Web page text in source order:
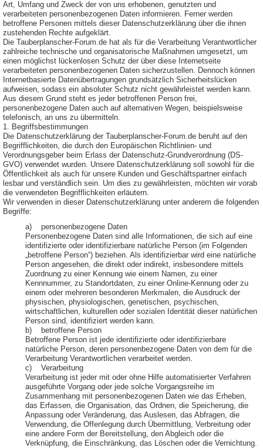
Art, Umfang und Zweck der von uns erhobenen, genutzten und
verarbeiteten personenbezogenen Daten informieren. Ferner werden
betroffene Personen mittels dieser Datenschutzerklärung über die ihnen
zustehenden Rechte aufgeklärt.
Die Tauberplanscher-Forum.de hat als für die Verarbeitung Verantwortlicher
zahlreiche technische und organisatorische Maßnahmen umgesetzt, um
einen möglichst lückenlosen Schutz der über diese Internetseite
verarbeiteten personenbezogenen Daten sicherzustellen. Dennoch können
Internetbasierte Datenübertragungen grundsätzlich Sicherheitslücken
aufweisen, sodass ein absoluter Schutz nicht gewährleistet werden kann.
Aus diesem Grund steht es jeder betroffenen Person frei,
personenbezogene Daten auch auf alternativen Wegen, beispielsweise
telefonisch, an uns zu übermitteln.
1. Begriffsbestimmungen
Die Datenschutzerklärung der Tauberplanscher-Forum.de beruht auf den
Begrifflichkeiten, die durch den Europäischen Richtlinien- und
Verordnungsgeber beim Erlass der Datenschutz-Grundverordnung (DS-
GVO) verwendet wurden. Unsere Datenschutzerklärung soll sowohl für die
Öffentlichkeit als auch für unsere Kunden und Geschäftspartner einfach
lesbar und verständlich sein. Um dies zu gewährleisten, möchten wir vorab
die verwendeten Begrifflichkeiten erläutern.
Wir verwenden in dieser Datenschutzerklärung unter anderem die folgenden
Begriffe:
a) personenbezogene Daten
Personenbezogene Daten sind alle Informationen, die sich auf eine
identifizierte oder identifizierbare natürliche Person (im Folgenden
„betroffene Person“) beziehen. Als identifizierbar wird eine natürliche
Person angesehen, die direkt oder indirekt, insbesondere mittels
Zuordnung zu einer Kennung wie einem Namen, zu einer
Kennnummer, zu Standortdaten, zu einer Online-Kennung oder zu
einem oder mehreren besonderen Merkmalen, die Ausdruck der
physischen, physiologischen, genetischen, psychischen,
wirtschaftlichen, kulturellen oder sozialen Identität dieser natürlichen
Person sind, identifiziert werden kann.
b) betroffene Person
Betroffene Person ist jede identifizierte oder identifizierbare
natürliche Person, deren personenbezogene Daten von dem für die
Verarbeitung Verantwortlichen verarbeitet werden.
c) Verarbeitung
Verarbeitung ist jeder mit oder ohne Hilfe automatisierter Verfahren
ausgeführte Vorgang oder jede solche Vorgangsreihe im
Zusammenhang mit personenbezogenen Daten wie das Erheben,
das Erfassen, die Organisation, das Ordnen, die Speicherung, die
Anpassung oder Veränderung, das Auslesen, das Abfragen, die
Verwendung, die Offenlegung durch Übermittlung, Verbreitung oder
eine andere Form der Bereitstellung, den Abgleich oder die
Verknüpfung, die Einschränkung, das Löschen oder die Vernichtung.